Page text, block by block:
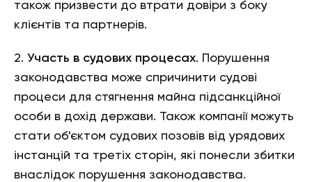
також призвести до втрати довіри з боку
клієнтів та партнерів.
2. Участь в судових процесах. Порушення
законодавства може спричинити судові
процеси для стягнення майна підсанкційної
особи в дохід держави. Також компанії можуть
стати об'єктом судових позовів від урядових
інстанцій та третіх сторін, які понесли збитки
внаслідок порушення законодавства.